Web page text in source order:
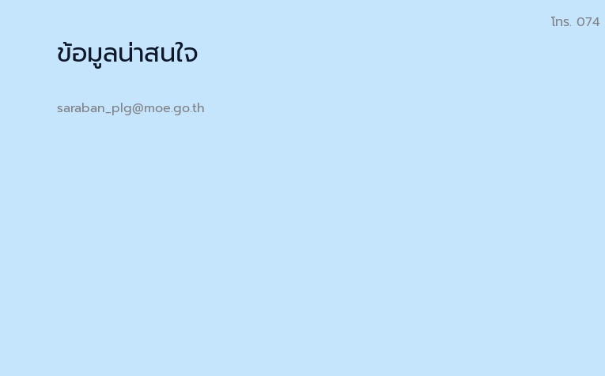
ข้อมูลน่าสนใจ
saraban_plg@moe.go.th
โทร.